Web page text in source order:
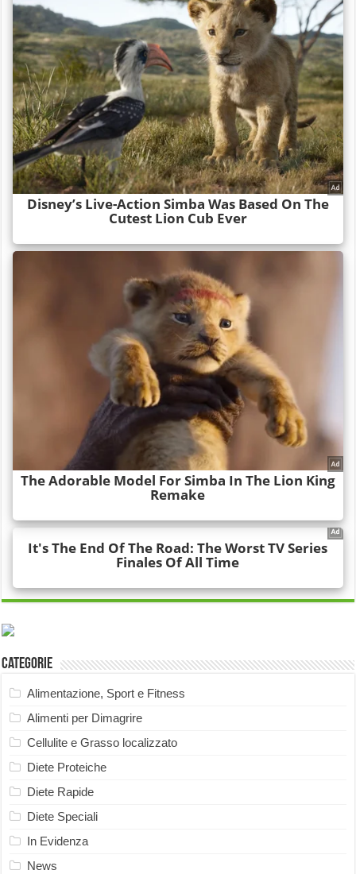
Categorie
Alimentazione, Sport e Fitness
Alimenti per Dimagrire
Cellulite e Grasso localizzato
Diete Proteiche
Diete Rapide
Diete Speciali
In Evidenza
News